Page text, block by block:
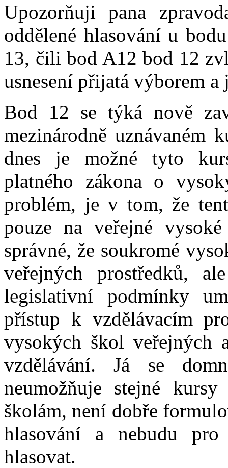
Upozorňuji pana
oddělené hlasování u
13, čili bod A12 bod 12
usnesení přijatá výborem
Bod 12 se týká nově
mezinárodně uznávaném
dnes je možné tyto
platného zákona o
problém, je v tom, že
pouze na veřejné
správné, že soukromé
veřejných prostředků,
legislativní podmínky
přístup k vzdělávacím
vysokých škol veřejných
vzdělávání. Já se
neumožňuje stejné
školám, není dobře
hlasování a nebudu
hlasovat.